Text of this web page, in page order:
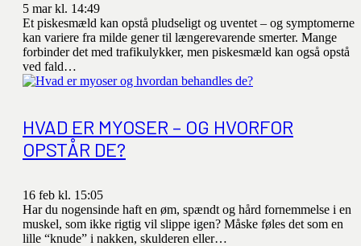
5 mar kl. 14:49
Et piskesmæld kan opstå pludseligt og uventet – og symptomerne
kan variere fra milde gener til længerevarende smerter. Mange
forbinder det med trafikulykker, men piskesmæld kan også opstå
ved fald…
HVAD ER MYOSER – OG HVORFOR
OPSTÅR DE?
16 feb kl. 15:05
Har du nogensinde haft en øm, spændt og hård fornemmelse i en
muskel, som ikke rigtig vil slippe igen? Måske føles det som en
lille “knude” i nakken, skulderen eller…